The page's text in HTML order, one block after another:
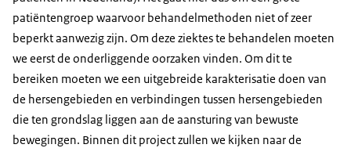
patiëntengroep waarvoor behandelmethoden niet of zeer
beperkt aanwezig zijn. Om deze ziektes te behandelen moeten
we eerst de onderliggende oorzaken vinden. Om dit te
bereiken moeten we een uitgebreide karakterisatie doen van
de hersengebieden en verbindingen tussen hersengebieden
die ten grondslag liggen aan de aansturing van bewuste
bewegingen. Binnen dit project zullen we kijken naar de